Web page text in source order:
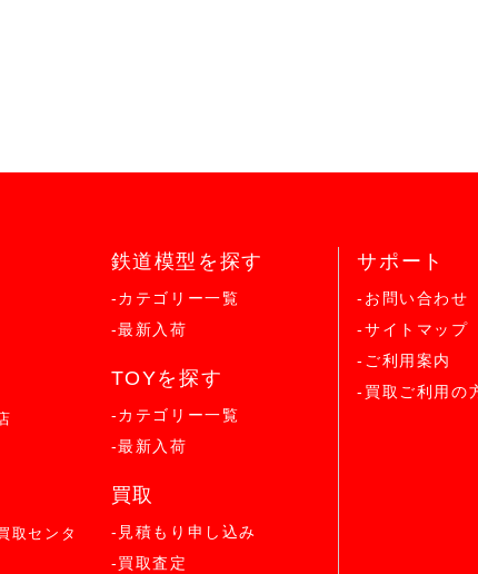
取センタ
鉄道模型を探す
-カテゴリー一覧
-最新入荷
TOYを探す
-カテゴリー一覧
-最新入荷
買取
-見積もり申し込み
-買取査定
サポート
-お問い合わせ
-サイトマップ
-ご利用案内
-買取ご利用の